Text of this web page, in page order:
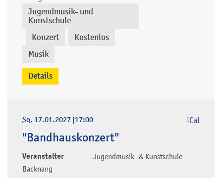
Jugendmusik- und
Kunstschule
Konzert Kostenlos
Musik
Details
So, 17.01.2027 |17:00
"Bandhauskonzert"
Veranstalter
Jugendmusik- & Kunstschule
Backnang
iCal